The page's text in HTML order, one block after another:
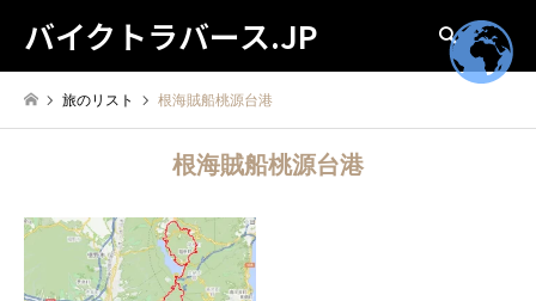
バイクトラバース.JP 検索
旅のリスト 根海賊船桃源台港
根海賊船桃源台港